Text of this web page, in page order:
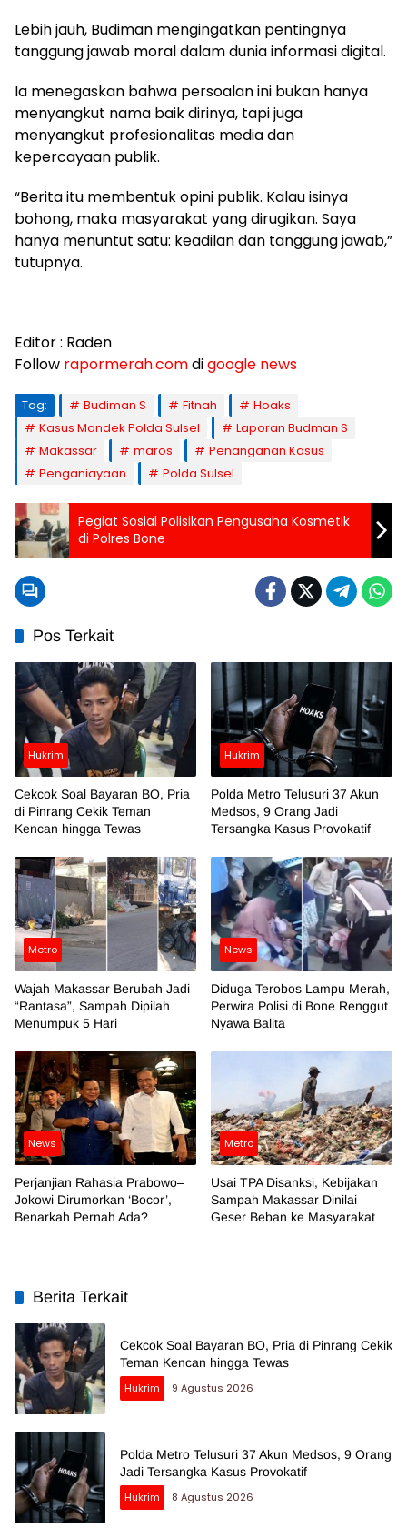
Lebih jauh, Budiman mengingatkan pentingnya
tanggung jawab moral dalam dunia informasi digital.
Ia menegaskan bahwa persoalan ini bukan hanya
menyangkut nama baik dirinya, tapi juga
menyangkut profesionalitas media dan
kepercayaan publik.
“Berita itu membentuk opini publik. Kalau isinya
bohong, maka masyarakat yang dirugikan. Saya
hanya menuntut satu: keadilan dan tanggung jawab,”
tutupnya.
Editor : Raden
Follow rapormerah.comdigoogle news
Tag: Budiman S Fitnah
Hoaks
Kasus Mandek Polda Sulsel
Laporan Budman S
Makassar
maros
Penanganan Kasus
Penganiayaan
Polda Sulsel
Pegiat Sosial Polisikan Pengusaha Kosmetik
di Polres Bone
Pos Terkait
Hukrim
Cekcok Soal Bayaran BO, Pria
di Pinrang Cekik Teman
Kencan hingga Tewas
Hukrim
Polda Metro Telusuri 37 Akun
Medsos, 9 Orang Jadi
Tersangka Kasus Provokatif
Metro
Wajah Makassar Berubah Jadi
“Rantasa”, Sampah Dipilah
Menumpuk 5 Hari
News
Diduga Terobos Lampu Merah,
Perwira Polisi di Bone Renggut
Nyawa Balita
News
Perjanjian Rahasia Prabowo–
Jokowi Dirumorkan ‘Bocor’,
Benarkah Pernah Ada?
Metro
Usai TPA Disanksi, Kebijakan
Sampah Makassar Dinilai
Geser Beban ke Masyarakat
Berita Terkait
Cekcok Soal Bayaran BO, Pria di Pinrang Cekik
Teman Kencan hingga Tewas
Hukrim
9 Agustus 2026
Polda Metro Telusuri 37 Akun Medsos, 9 Orang
Jadi Tersangka Kasus Provokatif
Hukrim
8 Agustus 2026